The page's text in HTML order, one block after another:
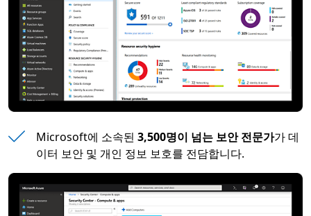
Microsoft에 소속된 3,500명이 넘는 보안 전문가가 데
이터 보안 및 개인 정보 보호를 전담합니다.